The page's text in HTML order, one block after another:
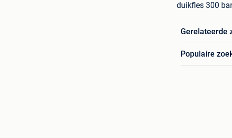
duikfles 300
Gerelateerde
Populaire